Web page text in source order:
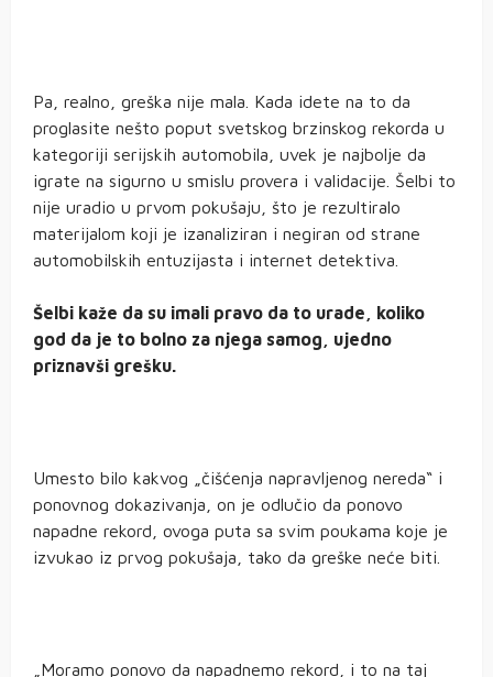
Pa, realno, greška nije mala. Kada idete na to da
proglasite nešto poput svetskog brzinskog rekorda u
kategoriji serijskih automobila, uvek je najbolje da
igrate na sigurno u smislu provera i validacije. Šelbi to
nije uradio u prvom pokušaju, što je rezultiralo
materijalom koji je izanaliziran i negiran od strane
automobilskih entuzijasta i internet detektiva.
Šelbi kaže da su imali pravo da to urade, koliko
god da je to bolno za njega samog, ujedno
priznavši grešku.
Umesto bilo kakvog „čišćenja napravljenog nereda“ i
ponovnog dokazivanja, on je odlučio da ponovo
napadne rekord, ovoga puta sa svim poukama koje je
izvukao iz prvog pokušaja, tako da greške neće biti.
„Moramo ponovo da napadnemo rekord, i to na taj